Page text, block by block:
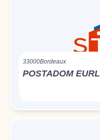
33000Bordeaux
POSTADOM EURL